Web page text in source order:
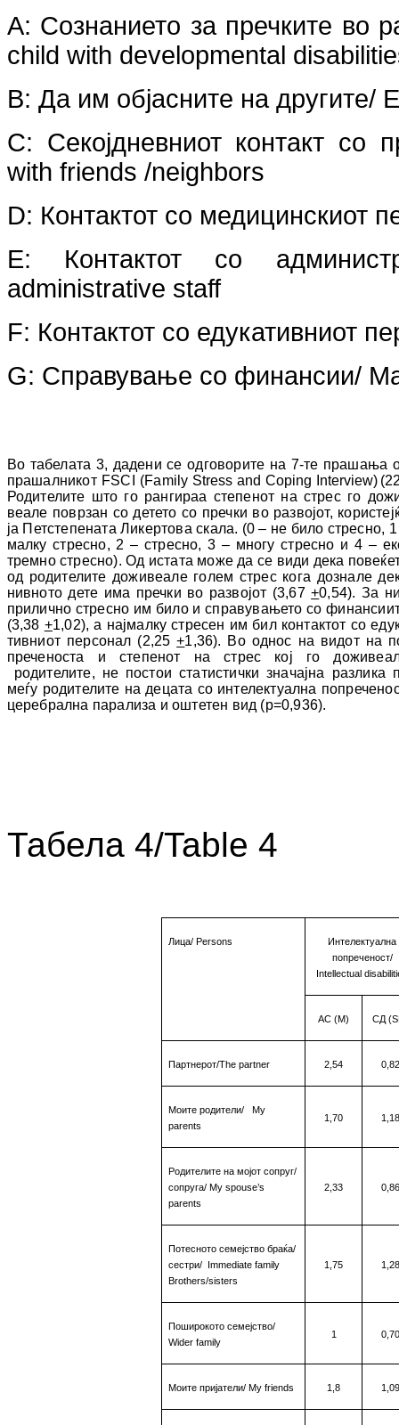
A: Сознанието за пречките во
child with developmental
B: Да им објасните на другите/
C: Секојдневниот контакт со
with friends /neighbors
D: Контактот со медицинскиот
E: Контактот со
administrative staff
F: Контактот со едукативниот
G: Справување со финансии/
Во табелата 3, дадени се одговорите на 7-те пра­­шања
прашалникот FSCI (Family Stress and Coping Interview)
Родителите што го рангираa степенот на стрес го
веа­ле поврзан со детето со пречки во раз­во­јот,
ја Петстепената Ликертова ска­­ла. (0 – не било стресно,
малку стрес­но, 2 – стресно, 3 – многу стресно и 4 –
трем­но стресно). Од истата може да се види дека
од родителите доживеале го­лем стрес кога дознале
нивното дете има пречки во развојот (3,67+0,54). За
при­­лично стресно им било и справувањето со
(3,38 +1,02), а најмалку стре­сен им бил контактот со
тивниот пер­­со­нал (2,25+1,36). Во однос на видот на
пре­ченоста истепенот на стрес кој го
родителите, не постои ста­тис­тич­ки зна­чајна разлика
меѓу родителите на де­­ц­а­та со интелектуална попрече
це­ре­­брал­на­ парализа и оштетен вид (p=0,936).
Табела 4/Table 4
Лица/ Persons
Интелектуална
попреченост/
Intellectual
АС (М) СД
Партнерот/The partner 2,54 0,82
Моите родители/
My
parents
1,70 1,18
Родителите на мојот сопруг/
сопруга/My spouse’s
parents
2,33 0,86
Потесното семејство браќа/
сестри/ Immediate family
Brothers/sisters
1,75 1,28
Поширокото семејство/
Wider family
1 0,70
Моите пријатели/ My friends 1,8 1,09